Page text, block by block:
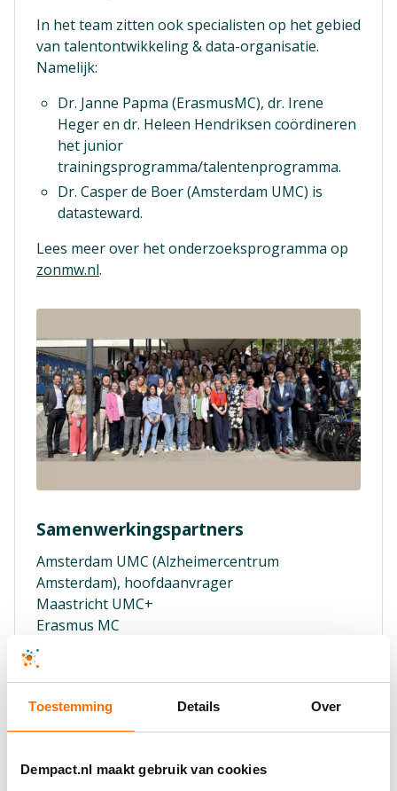
Toestemming Details Over
Dempact.nl maakt gebruik van cookies
In het team zitten ook specialisten op het gebied
van talentontwikkeling & data-organisatie.
Namelijk:
Dr. Janne Papma (ErasmusMC), dr. Irene
Heger en dr. Heleen Hendriksen coördineren
het junior
trainingsprogramma/talentenprogramma.
Dr. Casper de Boer (Amsterdam UMC) is
datasteward.
Lees meer over het onderzoeksprogramma op
zonmw.nl.
Samenwerkingspartners
Amsterdam UMC (Alzheimercentrum
Amsterdam), hoofdaanvrager
Maastricht UMC+
Erasmus MC
Radboudumc
UMC Groningen
TU Delft
InHolland
Vilans
Health-RI